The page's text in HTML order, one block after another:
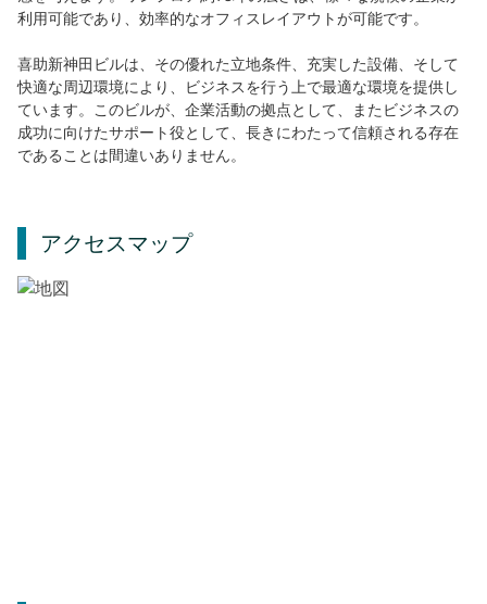
利用可能であり、効率的なオフィスレイアウトが可能です。
喜助新神田ビルは、その優れた立地条件、充実した設備、そして
快適な周辺環境により、ビジネスを行う上で最適な環境を提供し
ています。このビルが、企業活動の拠点として、またビジネスの
成功に向けたサポート役として、長きにわたって信頼される存在
であることは間違いありません。
アクセスマップ